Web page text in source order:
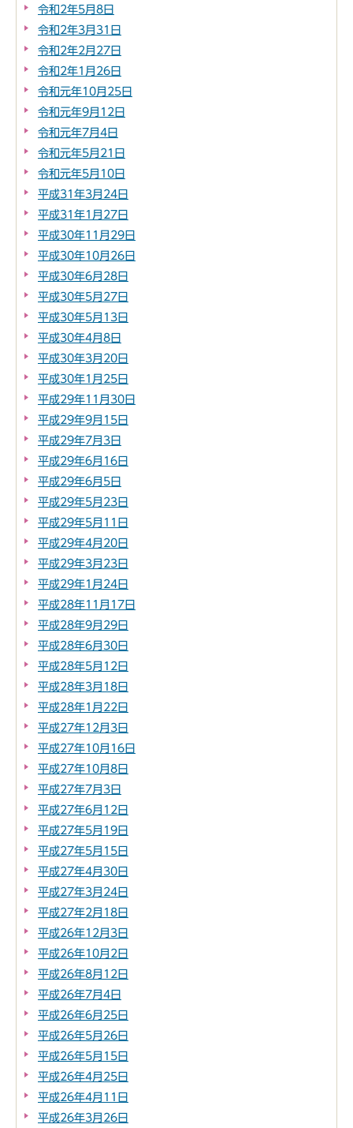
令和2年5月8日
令和2年3月31日
令和2年2月27日
令和2年1月26日
令和元年10月25日
令和元年9月12日
令和元年7月4日
令和元年5月21日
令和元年5月10日
平成31年3月24日
平成31年1月27日
平成30年11月29日
平成30年10月26日
平成30年6月28日
平成30年5月27日
平成30年5月13日
平成30年4月8日
平成30年3月20日
平成30年1月25日
平成29年11月30日
平成29年9月15日
平成29年7月3日
平成29年6月16日
平成29年6月5日
平成29年5月23日
平成29年5月11日
平成29年4月20日
平成29年3月23日
平成29年1月24日
平成28年11月17日
平成28年9月29日
平成28年6月30日
平成28年5月12日
平成28年3月18日
平成28年1月22日
平成27年12月3日
平成27年10月16日
平成27年10月8日
平成27年7月3日
平成27年6月12日
平成27年5月19日
平成27年5月15日
平成27年4月30日
平成27年3月24日
平成27年2月18日
平成26年12月3日
平成26年10月2日
平成26年8月12日
平成26年7月4日
平成26年6月25日
平成26年5月26日
平成26年5月15日
平成26年4月25日
平成26年4月11日
平成26年3月26日